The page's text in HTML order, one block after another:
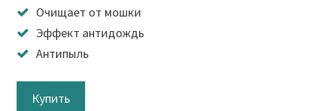
Очищает от мошки
Эффект антидождь
Антипыль
Купить